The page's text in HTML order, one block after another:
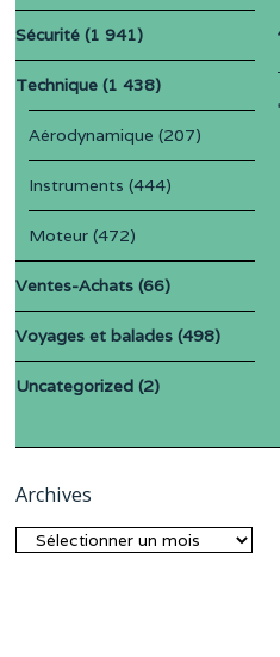
Sécurité (1 941)
Technique (1 438)
Aérodynamique (207)
Instruments (444)
Moteur (472)
Ventes-Achats (66)
Voyages et balades (498)
Uncategorized (2)
Archives
Archives